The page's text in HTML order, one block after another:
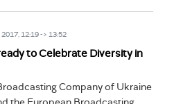
12:19 -> 13:52
to Celebrate Diversity in
Company of Ukraine